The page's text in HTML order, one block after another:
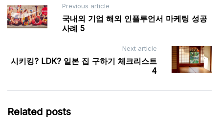
Post
navigation
Previous article
국내외 기업 해외 인플루언서 마케팅 성공
사례 5
Next article
시키킹? LDK? 일본 집 구하기 체크리스트
4
Related posts